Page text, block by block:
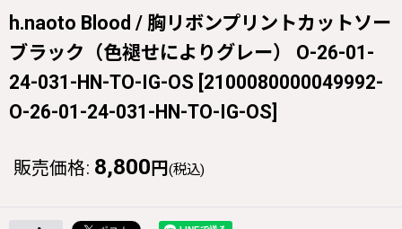
h.naoto Blood / 胸リボンプリントカットソー
ブラック（色褪せによりグレー） O-26-01-
24-031-HN-TO-IG-OS [2100080000049992-
O-26-01-24-031-HN-TO-IG-OS]
販売価格: 8,800 円 (税込)